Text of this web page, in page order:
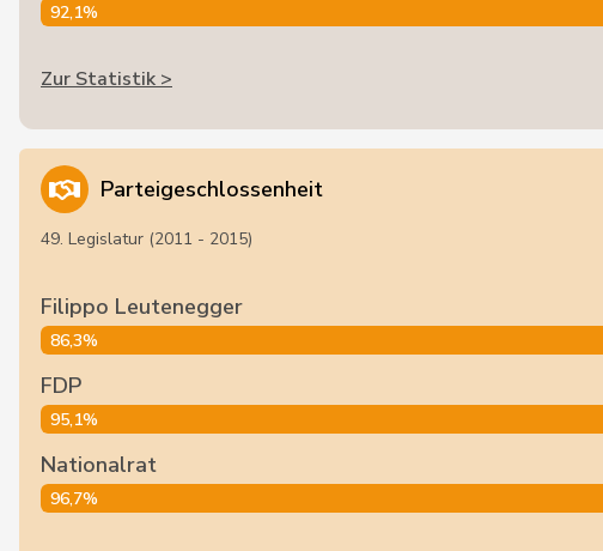
92,1%
Zur Statistik >
Parteigeschlossenheit
49. Legislatur (2011 - 2015)
Filippo Leutenegger
86,3%
FDP
95,1%
Nationalrat
96,7%